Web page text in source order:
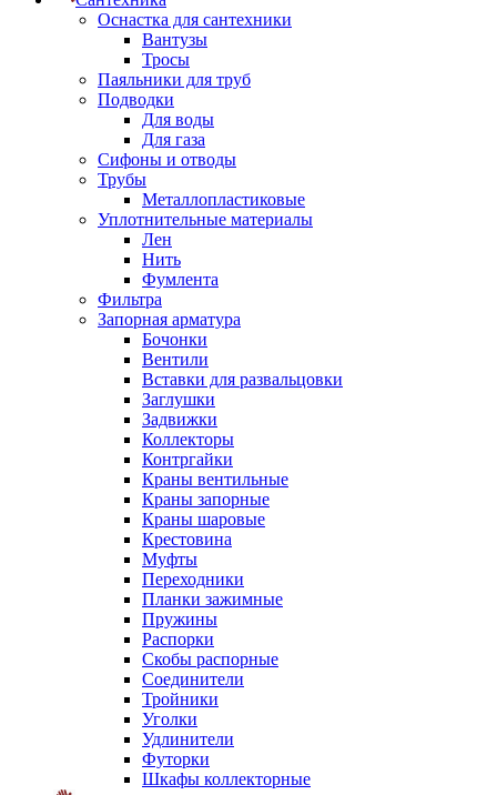
Оснастка для сантехники
Вантузы
Тросы
Паяльники для труб
Подводки
Для воды
Для газа
Сифоны и отводы
Трубы
Металлопластиковые
Уплотнительные материалы
Лен
Нить
Фумлента
Фильтра
Запорная арматура
Бочонки
Вентили
Вставки для развальцовки
Заглушки
Задвижки
Коллекторы
Контргайки
Краны вентильные
Краны запорные
Краны шаровые
Крестовина
Муфты
Переходники
Планки зажимные
Пружины
Распорки
Скобы распорные
Соединители
Тройники
Уголки
Удлинители
Футорки
Шкафы коллекторные